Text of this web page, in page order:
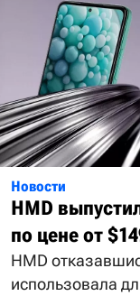
Новости
HMD
по цене от
HMD
использовала